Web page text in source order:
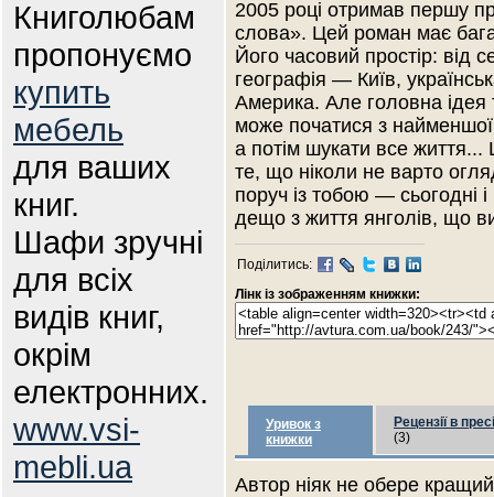
Книголюбам
пропонуємо
купить
мебель
для ваших
книг.
Шафи зручні
для всіх
видів книг,
окрім
електронних.
www.vsi-
mebli.ua
2005 році отримав першу
слова». Цей роман має
Його часовий простір: від
географія — Київ,
Америка. Але головна ідея
може початися з найменшої
а потім шукати все
те, що ніколи не варто
поруч із тобою —
дещо з життя янголів, що
Поділитись:
Лінк із зображенням книжки:
Уривок з
книжки
Рецензії в пресі
(3)
Автор ніяк не обере